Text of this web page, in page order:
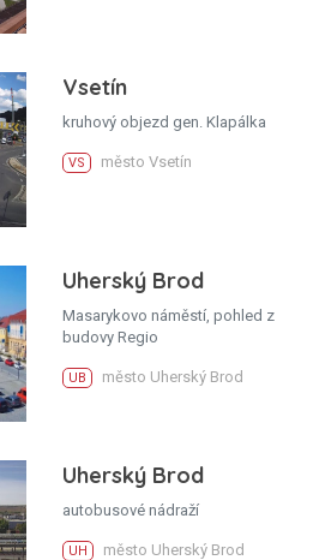
Vsetín
kruhový objezd gen. Klapálka
VS město Vsetín
Uherský Brod
Masarykovo náměstí, pohled z
budovy Regio
UB město Uherský Brod
Uherský Brod
autobusové nádraží
UH město Uherský Brod